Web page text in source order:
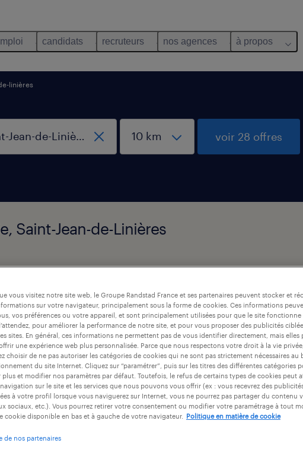
candidats recruteurs nos agences à propos
linières
voir 28 offres
Saint-Jean-de-Linières
peintre industriel (f/h)
saint-lin, deux-sèvres
cdi intérimaire
13,52 € par heure
vous visitez notre site web, le Groupe Randstad France et ses partenaires peuvent stocker et
sur votre navigateur, principalement sous la forme de cookies. Ces informations
vos préférences ou votre appareil, et sont principalement utilisées pour que le site fonctionne
pour améliorer la performance de notre site, et pour vous proposer des publicités
sites. En général, ces informations ne permettent pas de vous identifier directement, mais elles
une expérience web plus personnalisée. Parce que nous respectons votre droit à la vie
choisir de ne pas autoriser les catégories de cookies qui ne sont pas strictement nécessaires au
du site Internet. Cliquez sur “paramétrer”, puis sur les titres des différentes catégories
plus et modifier nos paramètres par défaut. Toutefois, le refus de certains types de cookies peut
sur le site et les services que nous pouvons vous offrir (ex : vous recevrez des
à votre profil lorsque vous naviguerez sur Internet, vous ne pourrez pas partager du contenu
sociaux, etc.). Vous pourrez retirer votre consentement ou modifier votre paramétrage à tout
cookie disponible en bas et à gauche de votre navigateur.
Politique en matière de cookie
de nos partenaires